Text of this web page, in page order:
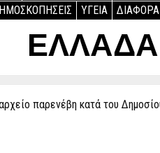
ΥΓΕΙΑ ΔΙΑΦΟΡΑ
ΕΛΛΑΔΑ